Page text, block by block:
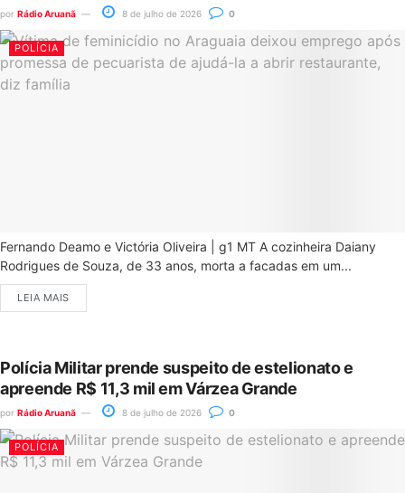
por Rádio Aruanã 8 de julho de 2026 0
POLÍCIA
Fernando Deamo e Victória Oliveira | g1 MT A cozinheira Daiany
Rodrigues de Souza, de 33 anos, morta a facadas em um...
LEIA MAIS
Polícia Militar prende suspeito de estelionato e
apreende R$ 11,3 mil em Várzea Grande
por Rádio Aruanã 8 de julho de 2026 0
POLÍCIA